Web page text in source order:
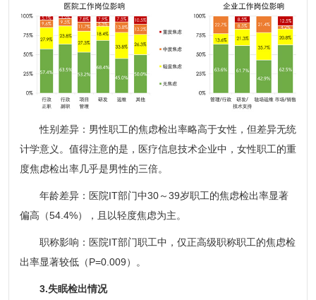
性别差异：男性职工的焦虑检出率略高于女性，但差异无统
计学意义。值得注意的是，医疗信息技术企业中，女性职工的重
度焦虑检出率几乎是男性的三倍。
年龄差异：医院IT部门中30～39岁职工的焦虑检出率显著
偏高（54.4%），且以轻度焦虑为主。
职称影响：医院IT部门职工中，仅正高级职称职工的焦虑检
出率显著较低（P=0.009）。
3.失眠检出情况